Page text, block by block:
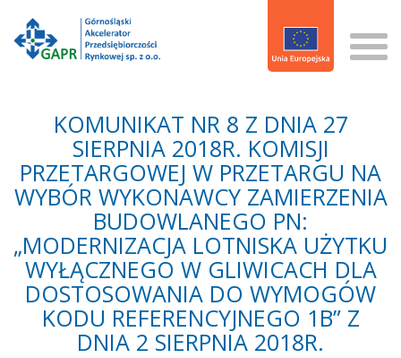
KOMUNIKAT NR 8 Z DNIA 27
SIERPNIA 2018R. KOMISJI
PRZETARGOWEJ W PRZETARGU NA
WYBÓR WYKONAWCY ZAMIERZENIA
BUDOWLANEGO PN:
„MODERNIZACJA LOTNISKA UŻYTKU
WYŁĄCZNEGO W GLIWICACH DLA
DOSTOSOWANIA DO WYMOGÓW
KODU REFERENCYJNEGO 1B” Z
DNIA 2 SIERPNIA 2018R.